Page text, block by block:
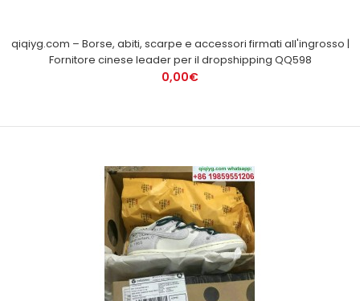
qiqiyg.com – Borse, abiti, scarpe e accessori firmati all'ingrosso |
Fornitore cinese leader per il dropshipping QQ598
0,00€